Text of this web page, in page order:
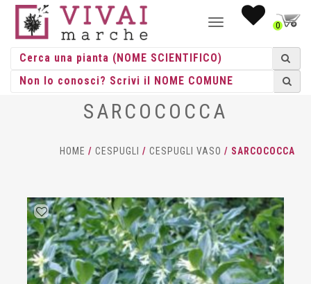
NAVIGAZIONE0
SARCOCOCCA
HOME / CESPUGLI / CESPUGLI VASO / SARCOCOCCA